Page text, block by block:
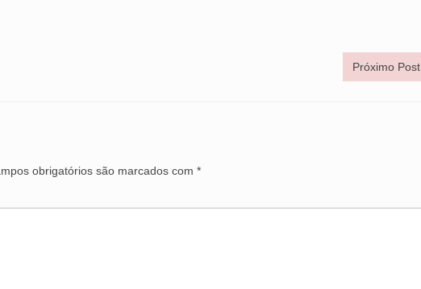
Próximo Post
obrigatórios são marcados com *